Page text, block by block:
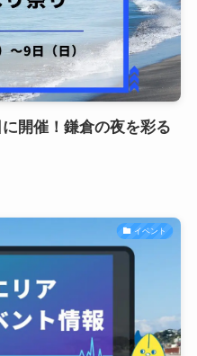
開催！鎌倉の夜を彩る
イベント